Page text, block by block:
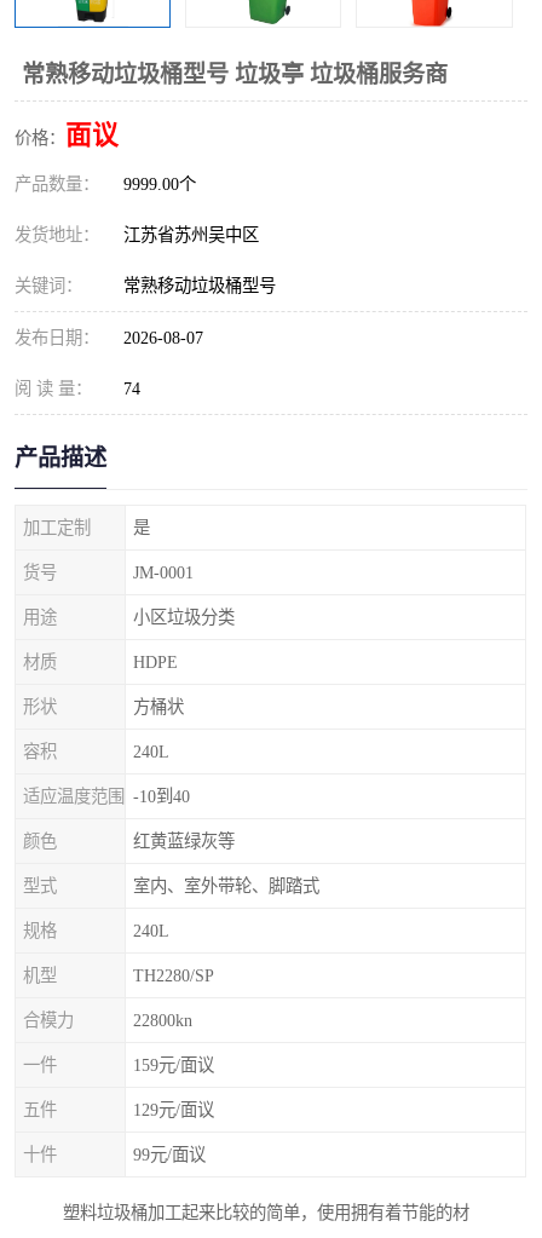
常熟移动垃圾桶型号 垃圾亭 垃圾桶服务商
价格： 面议
产品数量： 9999.00个
发货地址： 江苏省苏州吴中区
关键词： 常熟移动垃圾桶型号
发布日期： 2026-08-07
阅 读 量： 74
产品描述
加工定制 是
货号 JM-0001
用途 小区垃圾分类
材质 HDPE
形状 方桶状
容积 240L
适应温度范围 -10到40
颜色 红黄蓝绿灰等
型式 室内、室外带轮、脚踏式
规格 240L
机型 TH2280/SP
合模力 22800kn
一件 159元/面议
五件 129元/面议
十件 99元/面议
塑料垃圾桶加工起来比较的简单，使用拥有着节能的材